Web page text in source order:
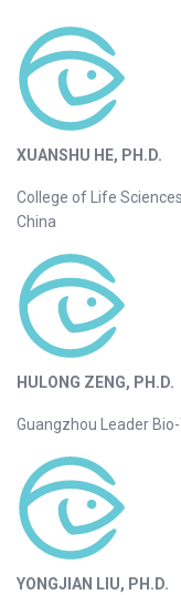
XUANSHU HE, PH.D.
College of Life
China
HULONG ZENG, PH.D.
Guangzhou Leader
YONGJIAN LIU, PH.D.